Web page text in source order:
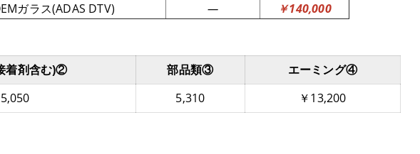
ガラス(ADAS DTV)
― ￥140,000
着剤含む)② 部品類③
エーミング④
5,310
￥13,200